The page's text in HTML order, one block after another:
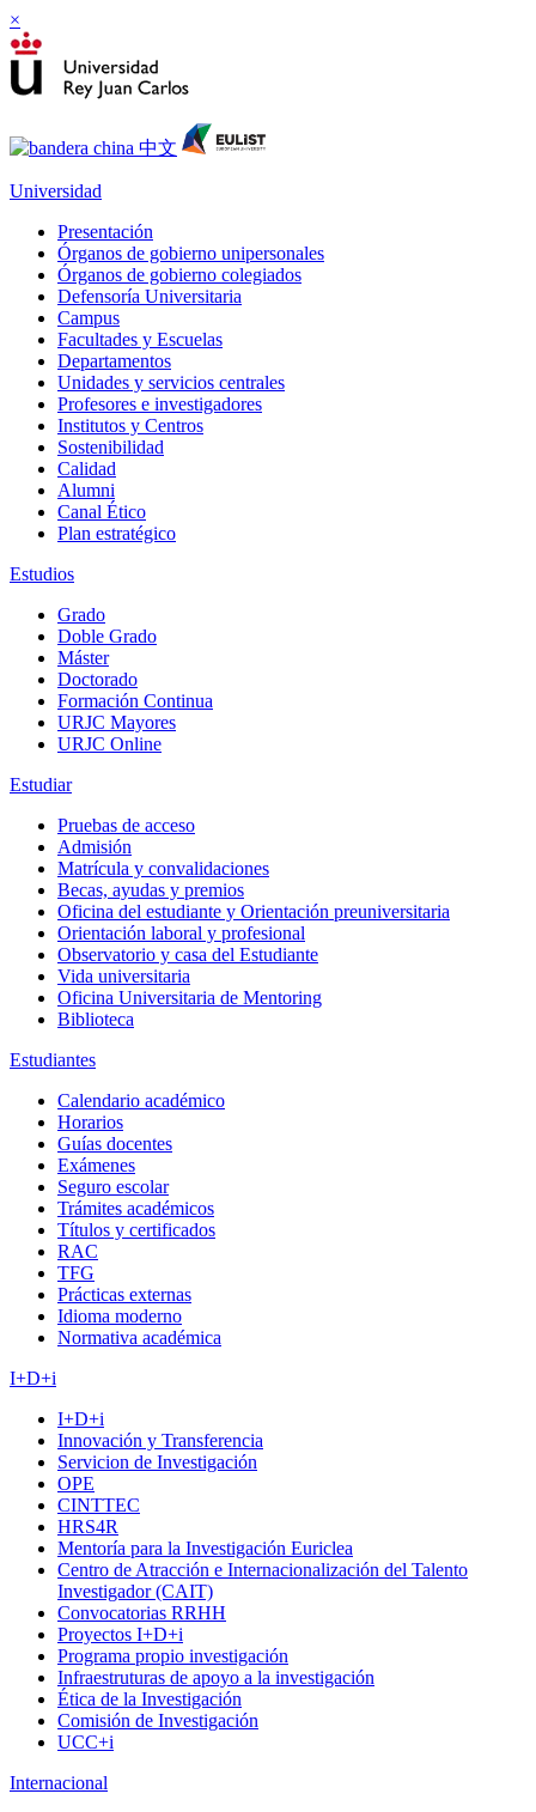
×
Universidad
Presentación
Órganos de gobierno unipersonales
Órganos de gobierno colegiados
Defensoría Universitaria
Campus
Facultades y Escuelas
Departamentos
Unidades y servicios centrales
Profesores e investigadores
Institutos y Centros
Sostenibilidad
Calidad
Alumni
Canal Ético
Plan estratégico
Estudios
Grado
Doble Grado
Máster
Doctorado
Formación Continua
URJC Mayores
URJC Online
Estudiar
Pruebas de acceso
Admisión
Matrícula y convalidaciones
Becas, ayudas y premios
Oficina del estudiante y Orientación preuniversitaria
Orientación laboral y profesional
Observatorio y casa del Estudiante
Vida universitaria
Oficina Universitaria de Mentoring
Biblioteca
Estudiantes
Calendario académico
Horarios
Guías docentes
Exámenes
Seguro escolar
Trámites académicos
Títulos y certificados
RAC
TFG
Prácticas externas
Idioma moderno
Normativa académica
I+D+i
I+D+i
Innovación y Transferencia
Servicion de Investigación
OPE
CINTTEC
HRS4R
Mentoría para la Investigación Euriclea
Centro de Atracción e Internacionalización del Talento
Investigador (CAIT)
Convocatorias RRHH
Proyectos I+D+i
Programa propio investigación
Infraestruturas de apoyo a la investigación
Ética de la Investigación
Comisión de Investigación
UCC+i
Internacional